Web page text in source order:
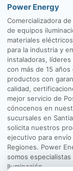
Power Energy
Comercializadora
de equipos
materiales
para la industria y
instaladoras, líderes
con más de 15
productos con
calidad,
mejor servicio de
cónocenos en
sucursales en
solicita nuestros
ejecutivo para envío
Regiones. Power
somos especialistas
Iluminación.